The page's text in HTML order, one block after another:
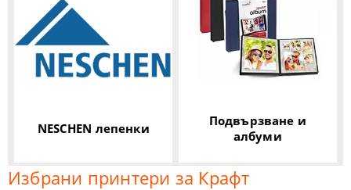
NESCHEN лепенки
Подвързване и
албуми
Избрани принтери за Крафт